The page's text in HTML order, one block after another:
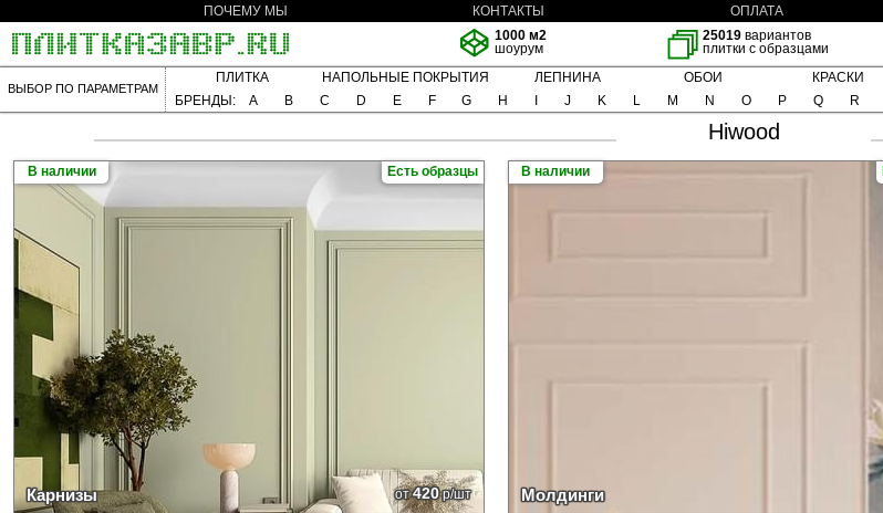
ПОЧЕМУ МЫ КОНТАКТЫ ОПЛАТА
1000 м2
шоурум
25019 вариантов
плитки с образцами
ВЫБОР ПО ПАРАМЕТРАМ
ПЛИТКА НАПОЛЬНЫЕ ПОКРЫТИЯ ЛЕПНИНА ОБОИ КРАСКИ
БРЕНДЫ:
A B C D E F G H J K L M N O P Q R
Hiwood
Есть образцы
В наличии
Карнизы от420р/шт
В наличии
Молдинги